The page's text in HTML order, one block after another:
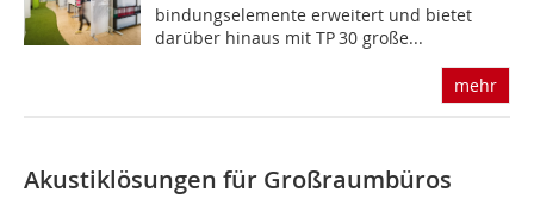
bindungselemente erweitert und bietet
darüber hinaus mit TP 30 große...
mehr
Akustiklösungen für Großraumbüros